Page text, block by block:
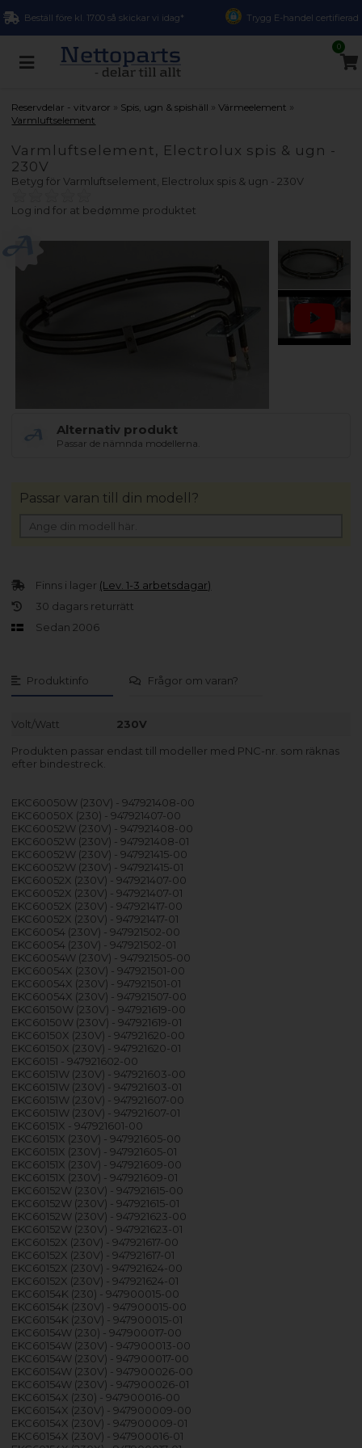
Beställ före kl. 17.00 så skickar vi idag* Trygg E-handel certifierad
0
Reservdelar - vitvaror » Spis, ugn & spishäll »Värmeelement »
Varmluftselement
Varmluftselement, Electrolux spis & ugn -
230V
Betyg förVarmluftselement, Electrolux spis & ugn - 230V
Log ind for at bedømme produktet
Alternativ produkt
Passar de nämnda modellerna.
Produktinfo Frågor om varan?
Volt/Watt 230V
Produkten passar endast till modeller med PNC-nr. som räknas
efter bindestreck.
EKC60050W (230V) - 947921408-00
EKC60050X (230) - 947921407-00
EKC60052W (230V) - 947921408-00
EKC60052W (230V) - 947921408-01
EKC60052W (230V) - 947921415-00
EKC60052W (230V) - 947921415-01
EKC60052X (230V) - 947921407-00
EKC60052X (230V) - 947921407-01
EKC60052X (230V) - 947921417-00
EKC60052X (230V) - 947921417-01
EKC60054 (230V) - 947921502-00
EKC60054 (230V) - 947921502-01
EKC60054W (230V) - 947921505-00
EKC60054X (230V) - 947921501-00
EKC60054X (230V) - 947921501-01
EKC60054X (230V) - 947921507-00
EKC60150W (230V) - 947921619-00
EKC60150W (230V) - 947921619-01
EKC60150X (230V) - 947921620-00
EKC60150X (230V) - 947921620-01
EKC60151 - 947921602-00
EKC60151W (230V) - 947921603-00
EKC60151W (230V) - 947921603-01
EKC60151W (230V) - 947921607-00
EKC60151W (230V) - 947921607-01
EKC60151X - 947921601-00
EKC60151X (230V) - 947921605-00
EKC60151X (230V) - 947921605-01
EKC60151X (230V) - 947921609-00
EKC60151X (230V) - 947921609-01
EKC60152W (230V) - 947921615-00
EKC60152W (230V) - 947921615-01
EKC60152W (230V) - 947921623-00
EKC60152W (230V) - 947921623-01
EKC60152X (230V) - 947921617-00
EKC60152X (230V) - 947921617-01
EKC60152X (230V) - 947921624-00
EKC60152X (230V) - 947921624-01
EKC60154K (230) - 947900015-00
EKC60154K (230V) - 947900015-00
EKC60154K (230V) - 947900015-01
EKC60154W (230) - 947900017-00
EKC60154W (230V) - 947900013-00
EKC60154W (230V) - 947900017-00
EKC60154W (230V) - 947900026-00
EKC60154W (230V) - 947900026-01
EKC60154X (230) - 947900016-00
EKC60154X (230V) - 947900009-00
EKC60154X (230V) - 947900009-01
EKC60154X (230V) - 947900016-01
Finns i lager (Lev. 1-3 arbetsdagar)
30 dagars returrätt
Sedan 2006
Passar varan till din modell?